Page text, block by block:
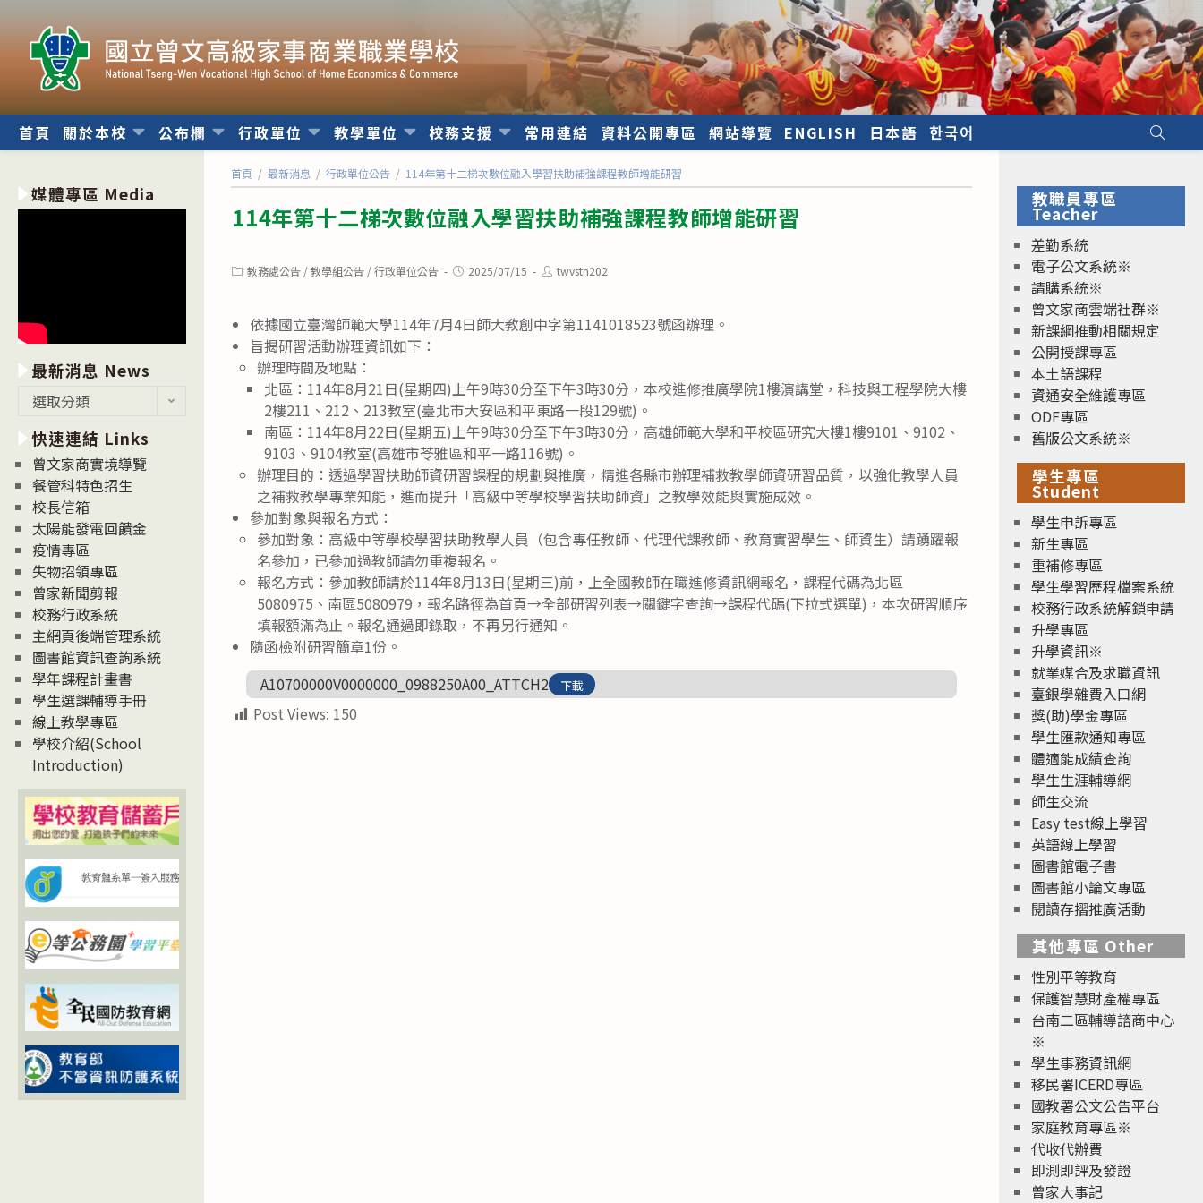
內
首頁 關於本校 公布欄 行政單位 教學單位 校務支援 常用連結 資料公開專區 網站導覽 ENGLISH 日本語 한국어
首頁 / 最新消息 / 行政單位公告 / 114年第十二梯次數位融入學習扶助補強課程教師增能研習
114年第十二梯次數位融入學習扶助補強課程教師增能研習
Post教務處公告 / 教學組公告 / 行政單位公告
Post2025/07/15
Posttwvstn202
依據國立臺灣師範大學114年7月4日師大教創中字第1141018523號函辦理。
旨揭研習活動辦理資訊如下：
辦理時間及地點：
北區：114年8月21日(星期四)上午9時30分至下午3時30分，本校進修推廣學院1樓演講堂，科技與工程學院大樓
2樓211、212、213教室(臺北市大安區和平東路一段129號)。
南區：114年8月22日(星期五)上午9時30分至下午3時30分，高雄師範大學和平校區研究大樓1樓9101、9102、
9103、9104教室(高雄市苓雅區和平一路116號)。
辦理目的：透過學習扶助師資研習課程的規劃與推廣，精進各縣市辦理補救教學師資研習品質，以強化教學人員
之補救教學專業知能，進而提升「高級中等學校學習扶助師資」之教學效能與實施成效。
參加對象與報名方式：
參加對象：高級中等學校學習扶助教學人員（包含專任教師、代理代課教師、教育實習學生、師資生）請踴躍報
名參加，已參加過教師請勿重複報名。
報名方式：參加教師請於114年8月13日(星期三)前，上全國教師在職進修資訊網報名，課程代碼為北區
5080975、南區5080979，報名路徑為首頁→全部研習列表→關鍵字查詢→課程代碼(下拉式選單)，本次研習順序
填報額滿為止。報名通過即錄取，不再另行通知。
隨函檢附研習簡章1份。
A10700000V0000000_0988250A00_ATTCH2
下載
Post Views: 150
媒體專區 Media
最新消息 News
消
息
News
選取分類
快速連結 Links
曾文家商實境導覽
餐管科特色招生
校長信箱
太陽能發電回饋金
疫情專區
失物招領專區
曾家新聞剪報
校務行政系統
主網頁後端管理系統
圖書館資訊查詢系統
學年課程計畫書
學生選課輔導手冊
線上教學專區
學校介紹(School
Introduction)
教職員專區
Teacher
差勤系統
電子公文系統※
請購系統※
曾文家商雲端社群※
新課綱推動相關規定
公開授課專區
本土語課程
資通安全維護專區
ODF專區
舊版公文系統※
學生專區
Student
學生申訴專區
新生專區
重補修專區
學生學習歷程檔案系統
校務行政系統解鎖申請
升學專區
升學資訊※
就業媒合及求職資訊
臺銀學雜費入口網
獎(助)學金專區
學生匯款通知專區
體適能成績查詢
學生生涯輔導網
師生交流
Easy test線上學習
英語線上學習
圖書館電子書
圖書館小論文專區
閱讀存摺推廣活動
其他專區 Other
性別平等教育
保護智慧財產權專區
台南二區輔導諮商中心
※
學生事務資訊網
移民署ICERD專區
國教署公文公告平台
家庭教育專區※
代收代辦費
即測即評及發證
曾家大事記